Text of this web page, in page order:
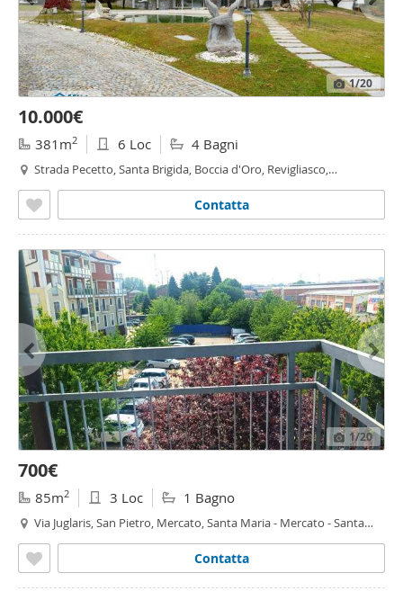
1/20
10.000€
381m2 6 Loc 4 Bagni
Strada Pecetto, Santa Brigida, Boccia d'Oro, Revigliasco,
Contatta
1/20
700€
85m2 3 Loc 1 Bagno
Via Juglaris, San Pietro, Mercato, Santa Maria - Mercato - Santa
Contatta